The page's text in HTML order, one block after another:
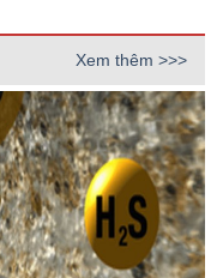
Xem thêm >>>